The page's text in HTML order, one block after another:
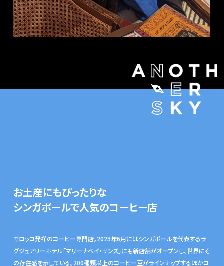
お土産にもぴったりな
シンガポールで人気のコーヒー店
モロッコ発祥のコーヒー専門店。2023年6月にはシンガポールを代表するラ
グジュアリーホテル「マリーナベイ・サンズ」にも新店舗がオープンし、世界にそ
の存在感を示している。200種類以上のコーヒー豆がラインナップするほかコ